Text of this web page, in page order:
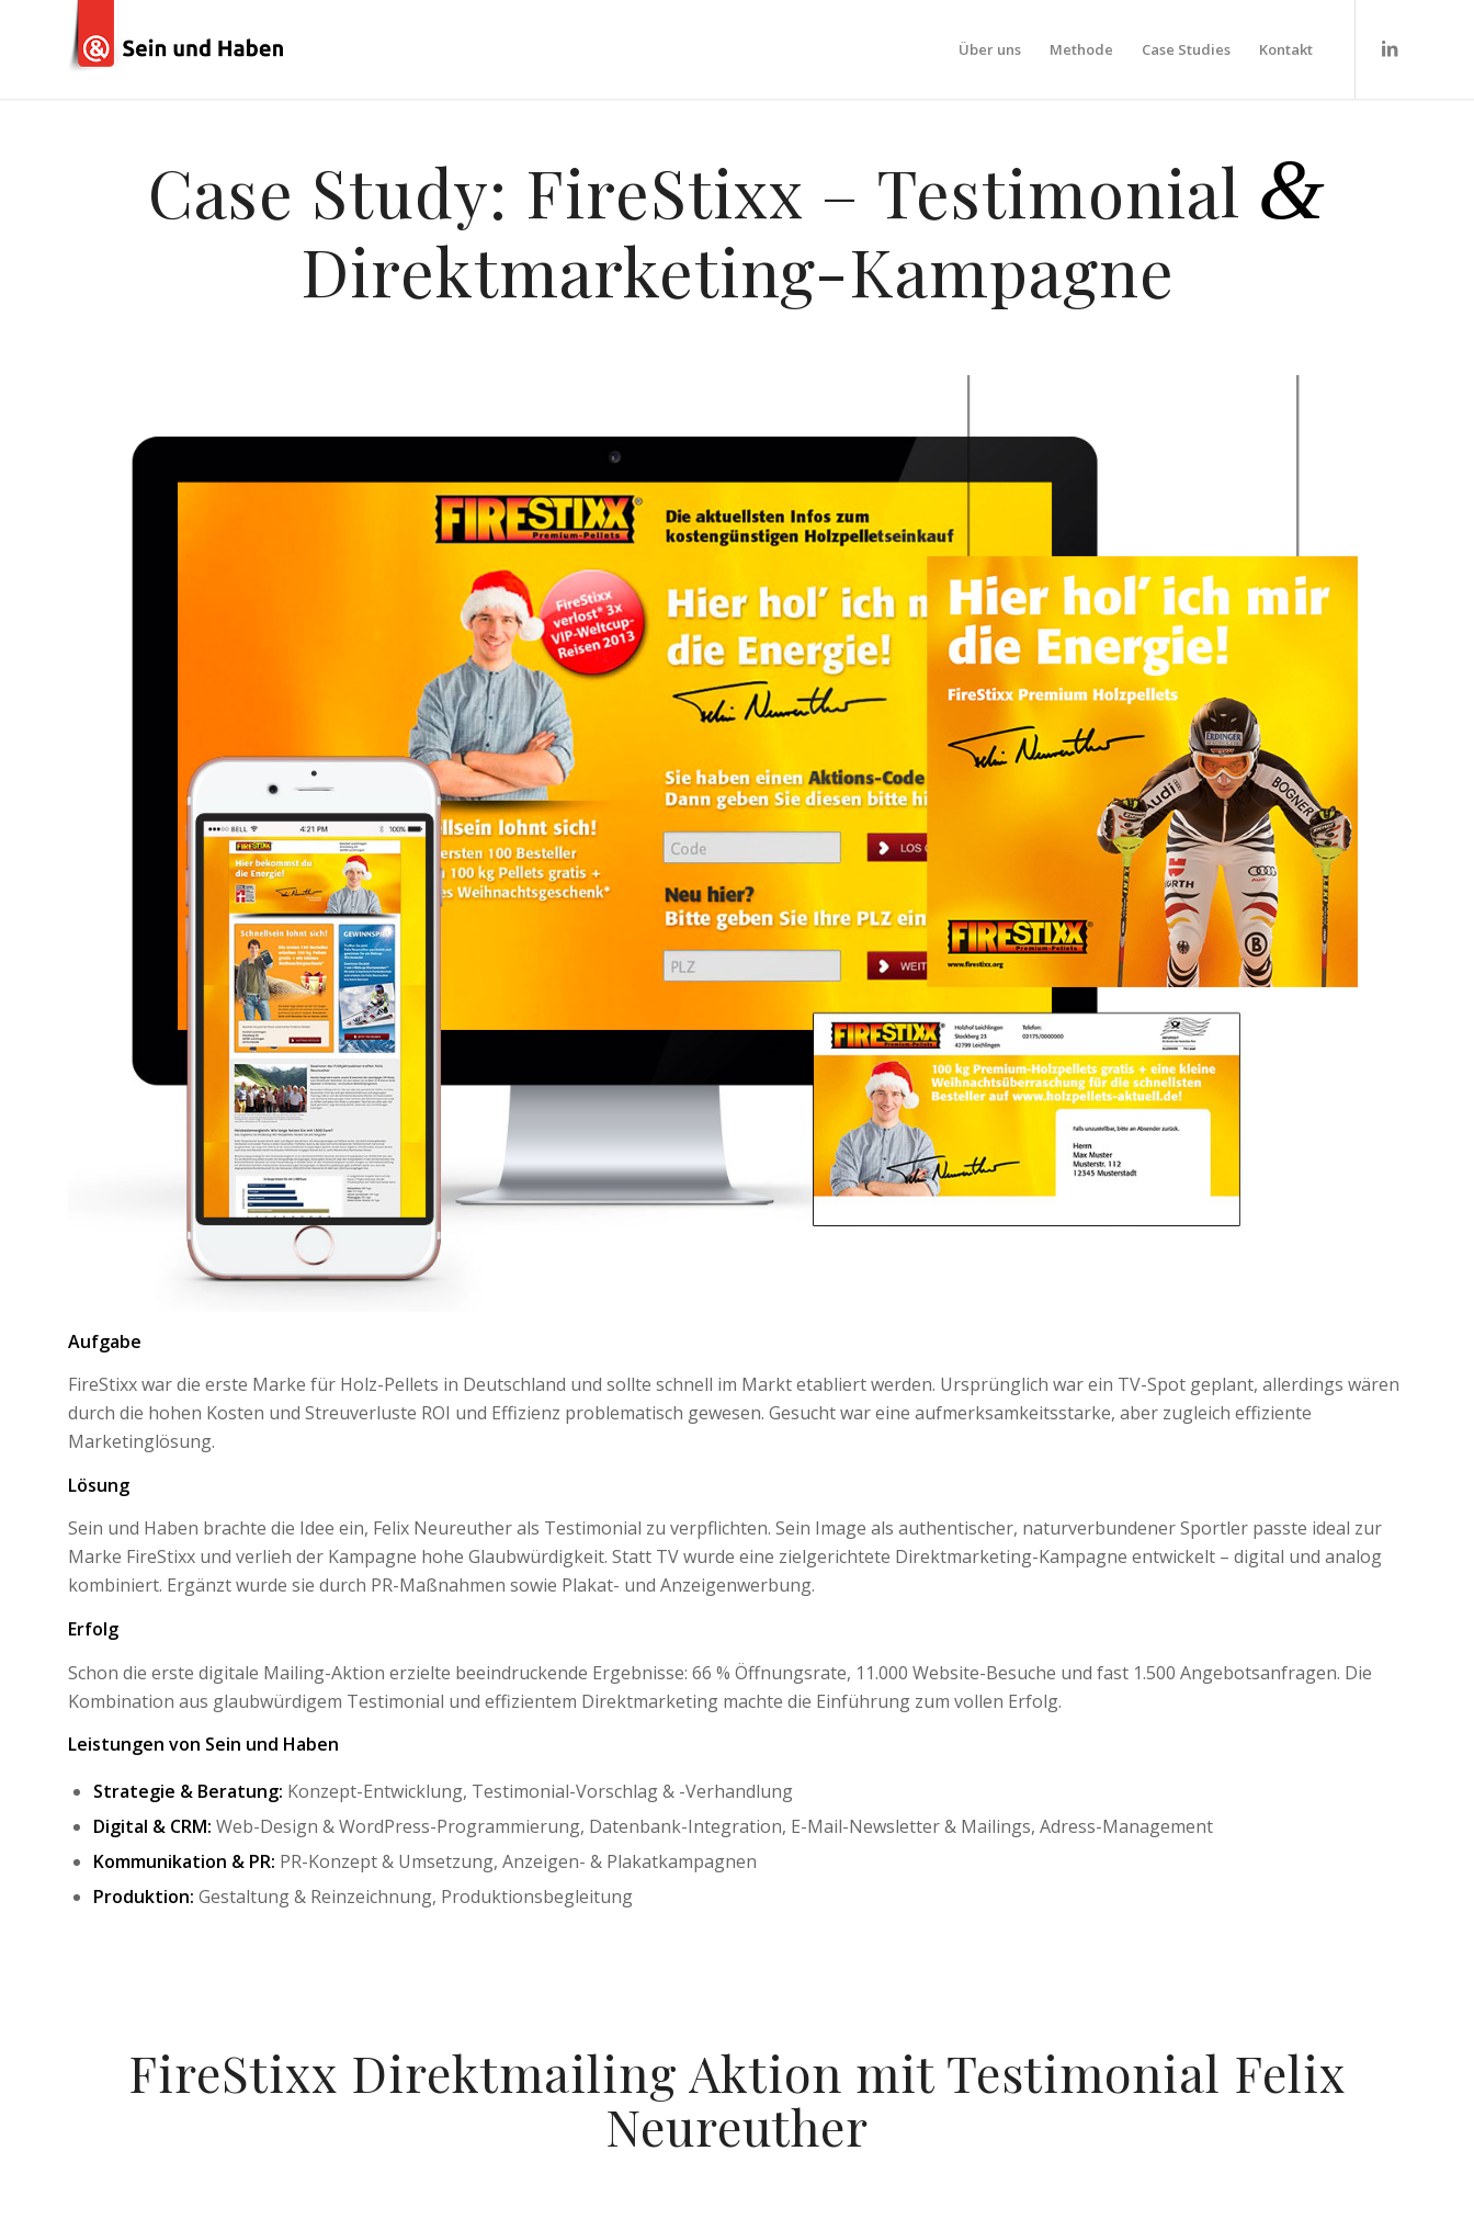
Über uns Methode Case Studies Kontakt
Case Study: FireStixx – Testimonial &
Direktmarketing-Kampagne
Aufgabe
FireStixx war die erste Marke für Holz-Pellets in Deutschland und sollte schnell im Markt etabliert werden. Ursprünglich war ein TV-Spot geplant, allerdings wären
durch die hohen Kosten und Streuverluste ROI und Effizienz problematisch gewesen. Gesucht war eine aufmerksamkeitsstarke, aber zugleich effiziente
Marketinglösung.
Lösung
Sein und Haben brachte die Idee ein, Felix Neureuther als Testimonial zu verpflichten. Sein Image als authentischer, naturverbundener Sportler passte ideal zur
Marke FireStixx und verlieh der Kampagne hohe Glaubwürdigkeit. Statt TV wurde eine zielgerichtete Direktmarketing-Kampagne entwickelt – digital und analog
kombiniert. Ergänzt wurde sie durch PR-Maßnahmen sowie Plakat- und Anzeigenwerbung.
Erfolg
Schon die erste digitale Mailing-Aktion erzielte beeindruckende Ergebnisse: 66 % Öffnungsrate, 11.000 Website-Besuche und fast 1.500 Angebotsanfragen. Die
Kombination aus glaubwürdigem Testimonial und effizientem Direktmarketing machte die Einführung zum vollen Erfolg.
Leistungen von Sein und Haben
Strategie & Beratung: Konzept-Entwicklung, Testimonial-Vorschlag & -Verhandlung
Digital & CRM: Web-Design & WordPress-Programmierung, Datenbank-Integration, E-Mail-Newsletter & Mailings, Adress-Management
Kommunikation & PR: PR-Konzept & Umsetzung, Anzeigen- & Plakatkampagnen
Produktion: Gestaltung & Reinzeichnung, Produktionsbegleitung
FireStixx Direktmailing Aktion mit Testimonial Felix
Neureuther